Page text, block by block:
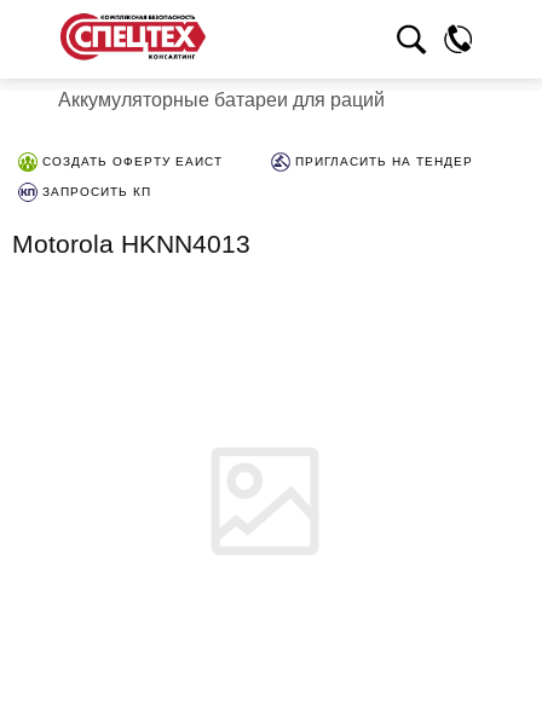
Аккумуляторные батареи для раций
СОЗДАТЬ ОФЕРТУ ЕАИСТ ПРИГЛАСИТЬ НА ТЕНДЕР
ЗАПРОСИТЬ КП
Motorola HKNN4013